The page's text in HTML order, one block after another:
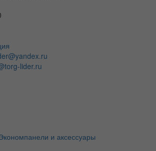
lider.ru
и аксессуары